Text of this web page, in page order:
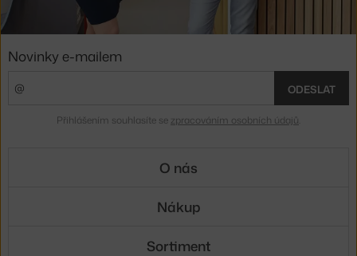
Novinky e-mailem
ODESLAT
Přihlášením souhlasíte se zpracováním osobních údajů
O nás
Nákup
Sortiment